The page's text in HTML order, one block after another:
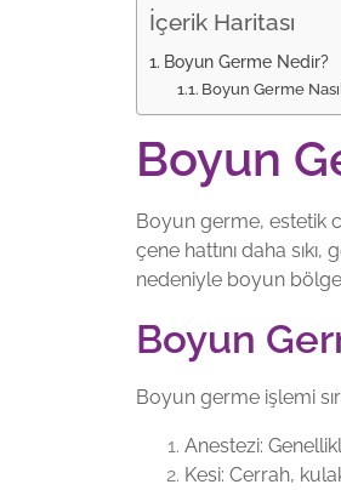
İçerik Haritası
Boyun Germe Nedir?
Boyun Germe
Boyun
Boyun germe, estetik
çene hattını daha
nedeniyle boyun
Boyun
Boyun germe işlemi
Anestezi:
Kesi: Cerrah,